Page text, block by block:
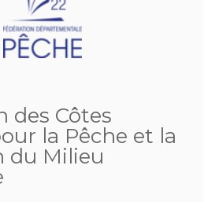
des Côtes
la Pêche et la
du Milieu